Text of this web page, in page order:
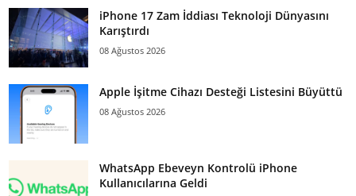
iPhone 17 Zam İddiası Teknoloji Dünyasını
Karıştırdı
08 Ağustos 2026
Apple İşitme Cihazı Desteği Listesini Büyüttü
08 Ağustos 2026
WhatsApp Ebeveyn Kontrolü iPhone
Kullanıcılarına Geldi